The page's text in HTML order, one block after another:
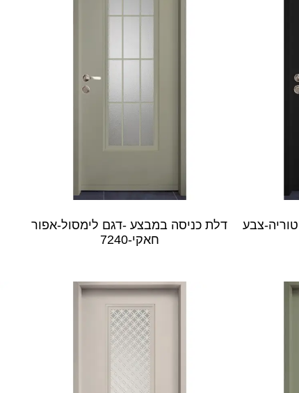
צבע
דלת כניסה במבצע -דגם לימסול-אפור
חאקי-7240